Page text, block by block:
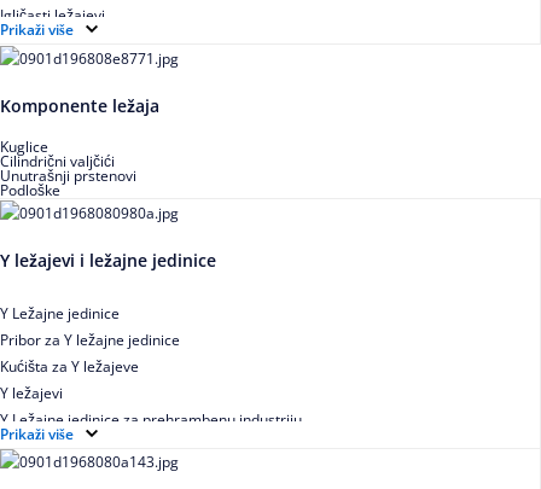
Igličasti ležajevi
Igličasti aksijalni ležajevi
Buričasti ležajevi
Buričasti zaptiveni ležajevi
Buričasti aksijalni ležajevi
Prikaži više
Komponente ležaja
Kuglice
Cilindrični valjčići
Unutrašnji prstenovi
Podloške
Y ležajevi i ležajne jedinice
Y Ležajne jedinice
Pribor za Y ležajne jedinice
Kućišta za Y ležajeve
Y ležajevi
Y Ležajne jedinice za prehrambenu industriju
Ležajne jedinice sa valjkastim ležajevima
Prikaži više